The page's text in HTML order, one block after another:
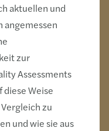
aktuellen und
zur
Assessments
Weise
zu
und wie sie aus